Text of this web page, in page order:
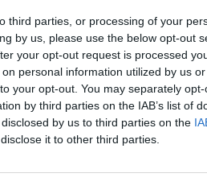
third parties, or processing of your
by us, please use the below opt-out
your opt-out request is processed
personal information utilized by us
your opt-out. You may separately
by third parties on the IAB’s list of
by us to third parties on the
it to other third parties.
dėstoma, kad
numatoma išleisti visą
Šiuos darbus atliks tvenkinį
klubas".